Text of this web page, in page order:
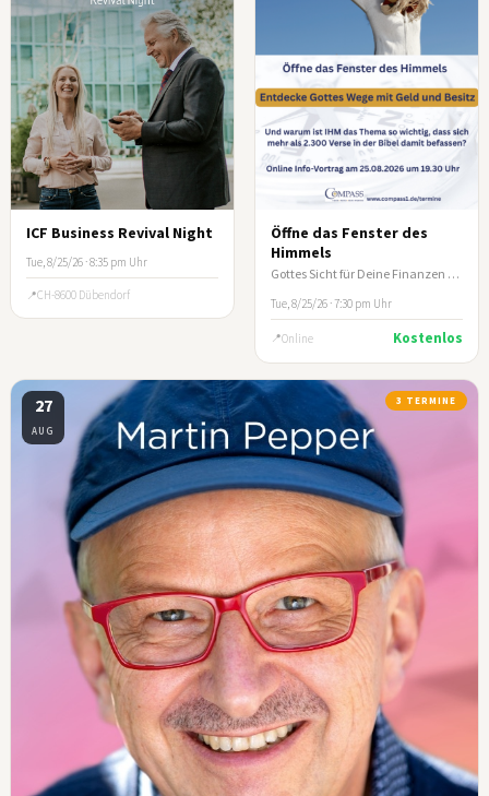
ICF Business Revival Night
Tue, 8/25/26 · 8:35 pm Uhr
CH-8600 Dübendorf
Öffne das Fenster des
Himmels
Gottes Sicht für Deine Finanzen - Online-Infoabend COMPASS e.V.
Tue, 8/25/26 · 7:30 pm Uhr
Online Kostenlos
27
AUG
3 TERMINE